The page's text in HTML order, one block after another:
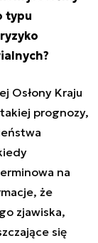
typu
Osłony Kraju
prognozy,
na
że
zjawiska,
się